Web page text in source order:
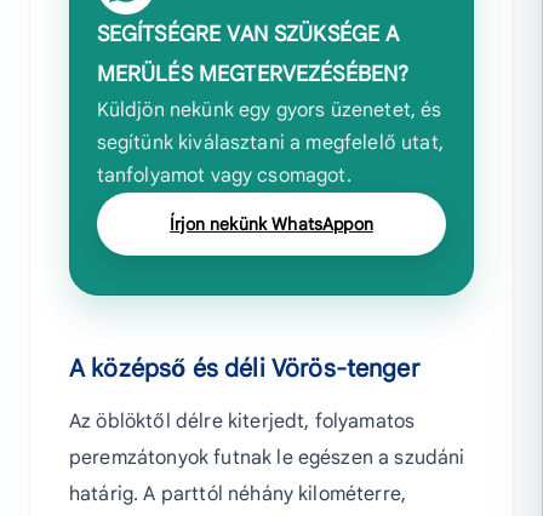
SEGÍTSÉGRE VAN SZÜKSÉGE A
MERÜLÉS MEGTERVEZÉSÉBEN?
Küldjön nekünk egy gyors üzenetet, és
segítünk kiválasztani a megfelelő utat,
tanfolyamot vagy csomagot.
Írjon nekünk WhatsAppon
A középső és déli Vörös-tenger
Az öblöktől délre kiterjedt, folyamatos
peremzátonyok futnak le egészen a szudáni
határig. A parttól néhány kilométerre,